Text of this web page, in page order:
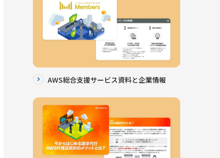
AWS総合支援サービス資料と企業情報